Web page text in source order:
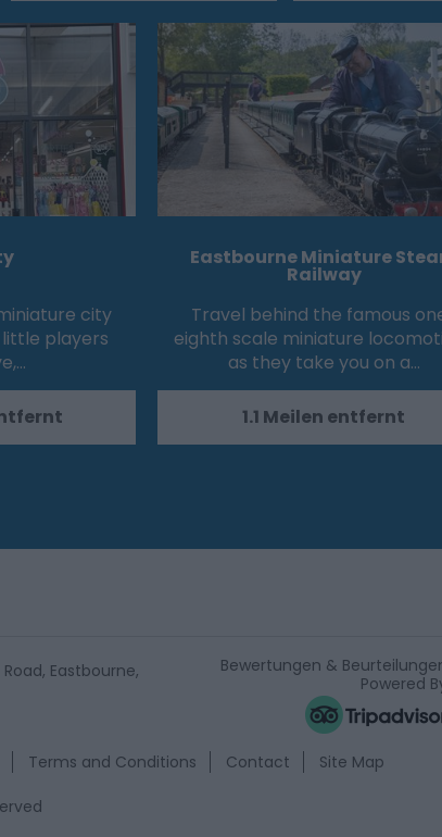
city
players
Eastbourne Miniature
Railway
Travel behind the famous
eighth scale miniature
as they take you on a…
1.1 Meilen entfernt
Eastbourne,
Bewertungen &
Powered
Terms and Conditions Contact Site Map